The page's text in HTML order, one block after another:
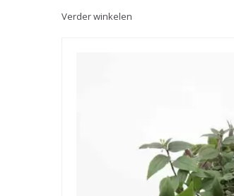
Verder winkelen